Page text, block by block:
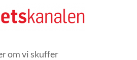
om vi skuffer